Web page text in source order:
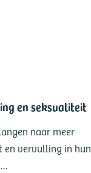
en seksualiteit
naar meer
vervulling in hun